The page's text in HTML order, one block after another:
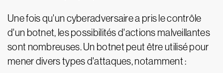
Une fois qu'un cyberadversaire a pris le contrôle
d'un botnet, les possibilités d'actions malveillantes
sont nombreuses. Un botnet peut être utilisé pour
mener divers types d'attaques, notamment :